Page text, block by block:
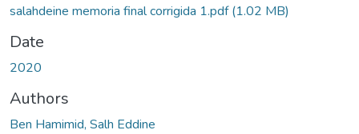
salahdeine memoria final corrigida 1.pdf(1.02 MB)
Date
2020
Authors
Ben Hamimid, Salh Eddine